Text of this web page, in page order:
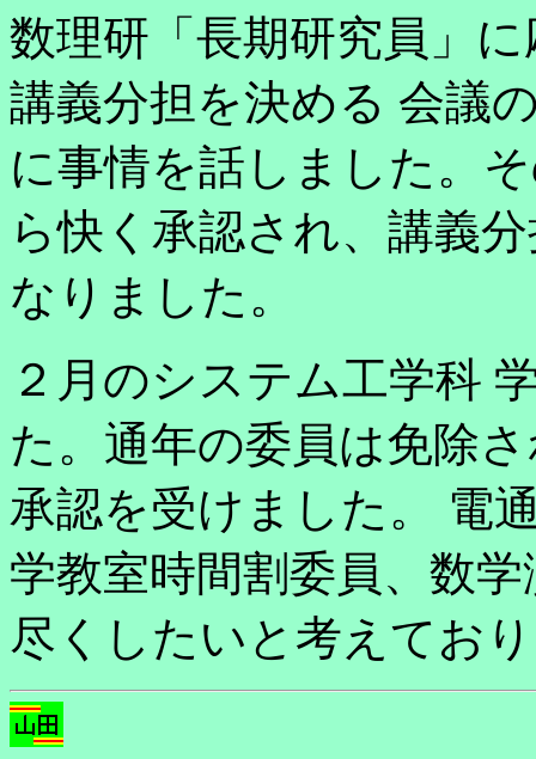
数理研「長期研究員」
講義分担を決める 会議
に事情を話しました。
ら快く承認され、講義
なりました。
２月のシステム工学科
た。通年の委員は免除
承認を受けました。 電
学教室時間割委員、数
尽くしたいと考えてお